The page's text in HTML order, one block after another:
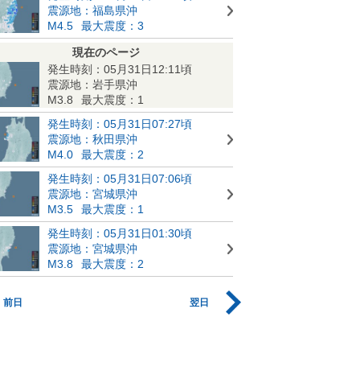
震源地：福島県沖
M4.5
最大震度：3
現在のページ
発生時刻：05月31日12:11頃
震源地：岩手県沖
M3.8
最大震度：1
発生時刻：05月31日07:27頃
震源地：秋田県沖
M4.0
最大震度：2
発生時刻：05月31日07:06頃
震源地：宮城県沖
M3.5
最大震度：1
発生時刻：05月31日01:30頃
震源地：宮城県沖
M3.8
最大震度：2
前日 翌日